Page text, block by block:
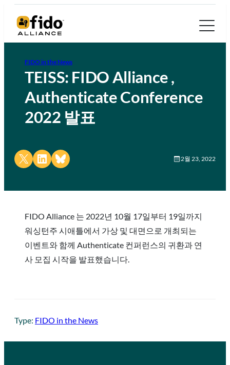
FIDO in the News
TEISS: FIDO Alliance ,
Authenticate Conference
2022 발표
Share on X Share on LinkedIn
Share on Bluesky 2월 23, 2022
FIDO Alliance 는 2022년 10월 17일부터 19일까지
워싱턴주 시애틀에서 가상 및 대면으로 개최되는
이벤트와 함께 Authenticate 컨퍼런스의 귀환과 연
사 모집 시작을 발표했습니다.
Type: FIDO in the News